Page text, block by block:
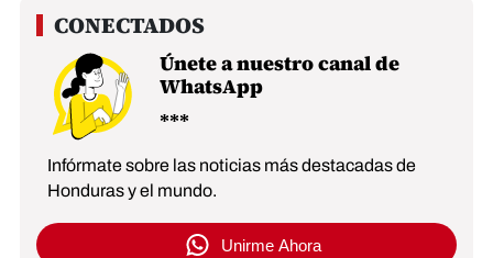
Únete a nuestro canal de
WhatsApp
Infórmate sobre las noticias más destacadas de
Honduras y el mundo.
Unirme Ahora